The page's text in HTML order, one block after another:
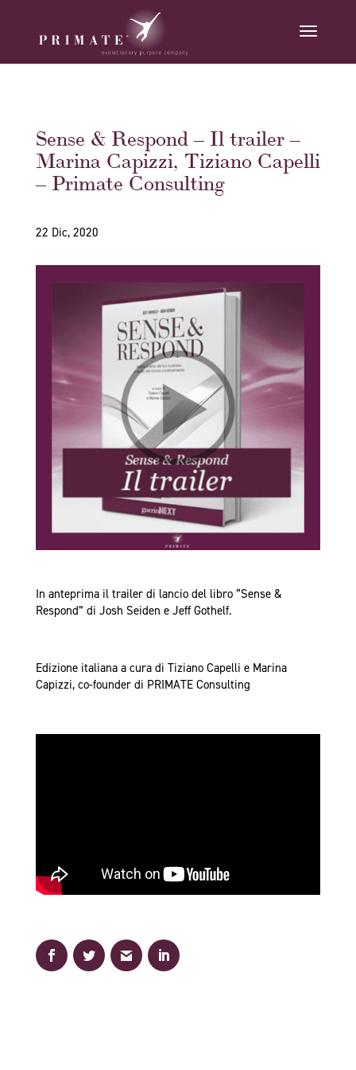
Sense & Respond – Il trailer –
Marina Capizzi, Tiziano Capelli
– Primate Consulting
22 Dic, 2020
In anteprima il trailer di lancio del libro “Sense &
Respond” di Josh Seiden e Jeff Gothelf.
Edizione italiana a cura di Tiziano Capelli e Marina
Capizzi, co-founder di PRIMATE Consulting